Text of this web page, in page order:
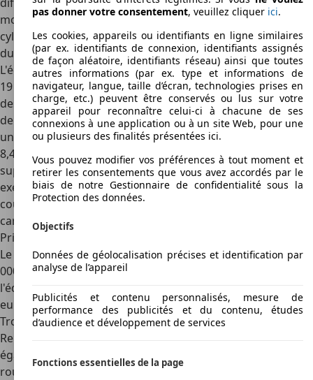
motorisations différentes : la GT dispose du quatre
cylindres "hybride", la Modena du V6 de 430 ch et la Trofeo
du V8 de 580 ch.
L'équipement de base du Levante comprend des jantes de
19 pouces, un intérieur en cuir noir, rouge ou brun avec
des sièges avant à réglage électrique, un simple régulateur
de vitesse, des capteurs de stationnement avant et arrière,
un hayon électrique et un écran d'infodivertissement de
8,4 pouces avec Android Auto. Vous devrez payer un
supplément pour un grand nombre de choses, comme par
exemple les systèmes d'aide à la conduite active, les
couleurs et jantes spéciales, le chauffage des sièges, une
caméra de recul, etc.
Prix du neuf et de l'occasion
Le Maserati Levante est en vente en Belgiqueà partir de 97
000 €
. Il s’agit alors de la version GT Hybrid avec
l'équipement de base mentionné ci-dessus. Pour 131.350
euros, vous avez le Levante Modena avec V6 ; le Levante
Trofeo V8 coûte au moins 177.050 euros.
Remarque : outre la différence de prix de base, il existe
également une
grande différence en termes de taxe
routière
entre les modèles. Alors que la GT Hybrid équipée
pas donner votre consentement, veuillez cliquer ici.
Les cookies, appareils ou identifiants en ligne similaires
(par ex. identifiants de connexion, identifiants assignés
de façon aléatoire, identifiants réseau) ainsi que toutes
autres informations (par ex. type et informations de
navigateur, langue, taille d’écran, technologies prises en
charge, etc.) peuvent être conservés ou lus sur votre
appareil pour reconnaître celui-ci à chacune de ses
connexions à une application ou à un site Web, pour une
ou plusieurs des finalités présentées ici.
Vous pouvez modifier vos préférences à tout moment et
retirer les consentements que vous avez accordés par le
biais de notre Gestionnaire de confidentialité sous la
Protection des données.
Objectifs
Données de géolocalisation précises et identification par
analyse de l’appareil
Publicités et contenu personnalisés, mesure de
performance des publicités et du contenu, études
d’audience et développement de services
Fonctions essentielles de la page